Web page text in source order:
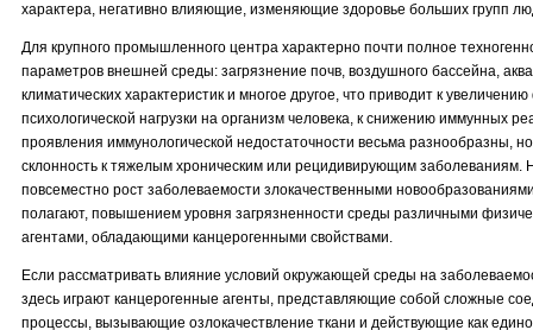
характера, негативно влияющие, изменяющие здоровье больших групп
Для крупного промышленного центра характерно почти полное
параметров внешней среды: загрязнение почв, воздушного бассейна,
климатических характеристик и многое другое, что приводит к
психологической нагрузки на организм человека, к снижению иммунных
проявления иммунологической недостаточности весьма разнообразны,
склонность к тяжелым хроническим или рецидивирующим
повсеместно рост заболеваемости злокачественными
полагают, повышением уровня загрязненности среды различными
агентами, обладающими канцерогенными свойствами.
Если рассматривать влияние условий окружающей среды на
здесь играют канцерогенные агенты, представляющие собой сложные
процессы, вызывающие озлокачествление ткани и действующие как